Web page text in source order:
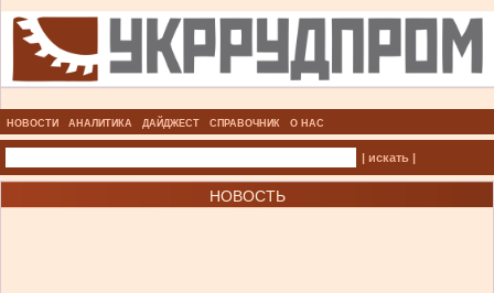
НОВОСТИ АНАЛИТИКА ДАЙДЖЕСТ СПРАВОЧНИК О НАС
| искать |
НОВОСТЬ